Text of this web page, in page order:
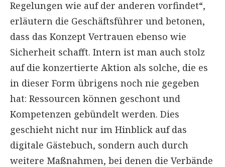
Regelungen wie auf der anderen vorfindet“,
erläutern die Geschäftsführer und betonen,
dass das Konzept Vertrauen ebenso wie
Sicherheit schafft. Intern ist man auch stolz
auf die konzertierte Aktion als solche, die es
in dieser Form übrigens noch nie gegeben
hat: Ressourcen können geschont und
Kompetenzen gebündelt werden. Dies
geschieht nicht nur im Hinblick auf das
digitale Gästebuch, sondern auch durch
weitere Maßnahmen, bei denen die Verbände